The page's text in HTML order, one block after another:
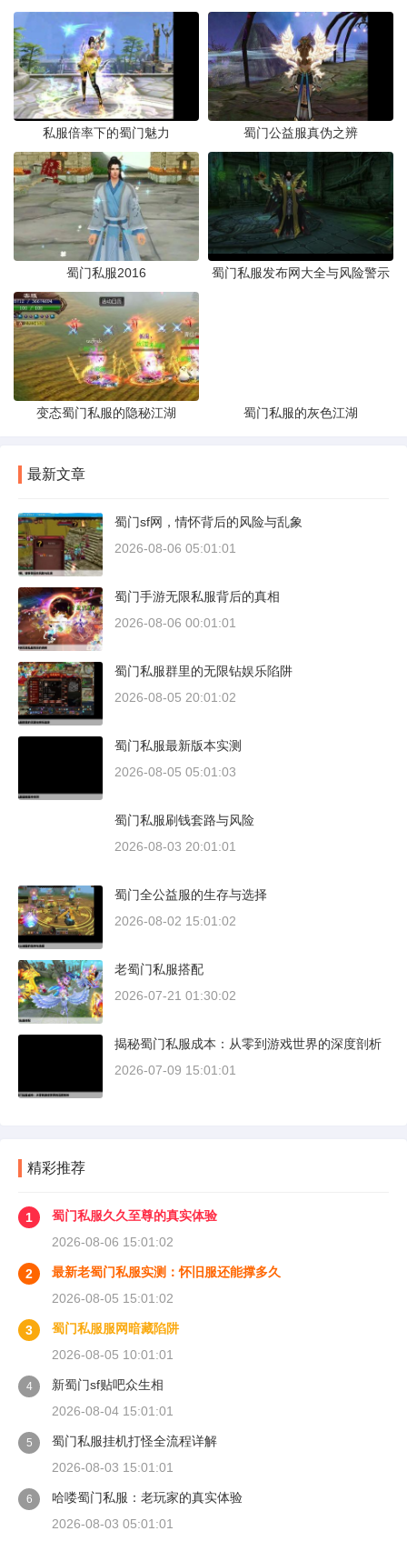
私服倍率下的蜀门魅力 蜀门公益服真伪之辨
蜀门私服2016 蜀门私服发布网大全与风险警示
变态蜀门私服的隐秘江湖 蜀门私服的灰色江湖
最新文章
蜀门sf网，情怀背后的风险与乱象
2026-08-06 05:01:01
蜀门手游无限私服背后的真相
2026-08-06 00:01:01
蜀门私服群里的无限钻娱乐陷阱
2026-08-05 20:01:02
蜀门私服最新版本实测
2026-08-05 05:01:03
蜀门私服刷钱套路与风险
2026-08-03 20:01:01
蜀门全公益服的生存与选择
2026-08-02 15:01:02
老蜀门私服搭配
2026-07-21 01:30:02
揭秘蜀门私服成本：从零到游戏世界的深度剖析
2026-07-09 15:01:01
精彩推荐
1
蜀门私服久久至尊的真实体验
2026-08-06 15:01:02
2
最新老蜀门私服实测：怀旧服还能撑多久
2026-08-05 15:01:02
3
蜀门私服服网暗藏陷阱
2026-08-05 10:01:01
4
新蜀门sf贴吧众生相
2026-08-04 15:01:01
5
蜀门私服挂机打怪全流程详解
2026-08-03 15:01:01
6
哈喽蜀门私服：老玩家的真实体验
2026-08-03 05:01:01